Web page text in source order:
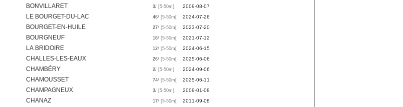
BONVILLARET 3/ [5-50m[ 2009-08-07
LE BOURGET-DU-LAC 46/ [5-50m[ 2024-07-26
BOURGET-EN-HUILE 27/ [5-50m[ 2023-07-20
BOURGNEUF 16/ [5-50m[ 2021-07-12
LA BRIDOIRE 12/ [5-50m[ 2024-06-15
CHALLES-LES-EAUX 26/ [5-50m[ 2025-06-06
CHAMBÉRY 2/ [5-50m[ 2024-09-06
CHAMOUSSET 74/ [5-50m[ 2025-06-11
CHAMPAGNEUX 3/ [5-50m[ 2009-01-08
CHANAZ 17/ [5-50m[ 2011-09-08